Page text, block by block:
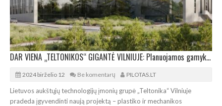
DAR VIENA „TELTONIKOS“ GIGANTĖ VILNIUJE: Planuojamos gamyklos plotas – per 27.000 m²
2024 birželio 12 Be komentarų PILOTAS.LT
Lietuvos aukštųjų technologijų įmonių grupė „Teltonika“ Vilniuje
pradeda įgyvendinti naują projektą – plastiko ir mechanikos